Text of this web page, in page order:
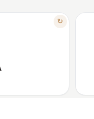
↻
ΣΏΜΑΤΟΣ
πίεση, οξυγόνο.
από καρπό.
του ύπνου.